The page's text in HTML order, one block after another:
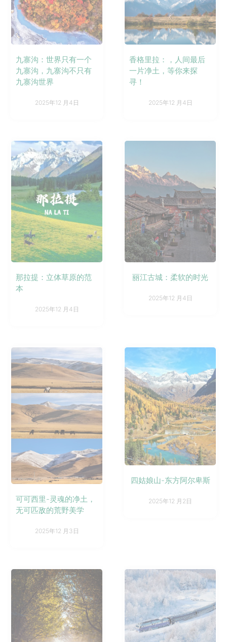
九寨沟：世界只有一个
九寨沟，九寨沟不只有
九寨沟世界
2025年12 月4日
香格里拉：，人间最后
一片净土，等你来探
寻！
2025年12 月4日
那拉提：立体草原的范
本
2025年12 月4日
丽江古城：柔软的时光
2025年12 月4日
可可西里-灵魂的净土，
无可匹敌的荒野美学
2025年12 月3日
四姑娘山-东方阿尔卑斯
2025年12 月2日